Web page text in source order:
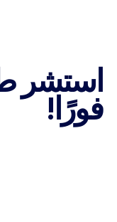
استشر
فورًا!